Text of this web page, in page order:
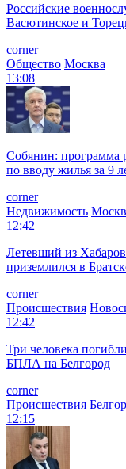
Российские
Васютинское и
corner
Общество Москва
13:08
Собянин: программа
по вводу жилья за 9
corner
Недвижимость
12:42
Летевший из
приземлился в
corner
Происшествия
12:42
Три человека
БПЛА на Белгород
corner
Происшествия
12:15